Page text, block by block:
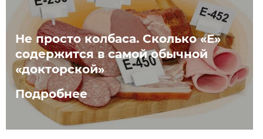
Не просто колбаса. Сколько «Е»
содержится в самой обычной
«докторской»
Подробнее